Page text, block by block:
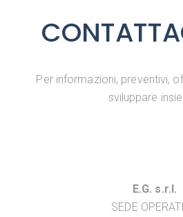
Per informazioni, preventivi,
sviluppare
E.G. s.r.l.
SEDE